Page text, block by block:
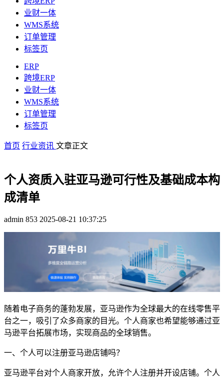
业财一体
WMS系统
订单管理
标签页
ERP
跨境ERP
业财一体
WMS系统
订单管理
标签页
首页 行业资讯 文章正文
个人资质入驻亚马逊可行性及基础成本构
成清单
admin 853 2025-08-21 10:37:25
随着电子商务的蓬勃发展，亚马逊作为全球最大的在线零售平
台之一，吸引了众多商家的目光。个人商家也希望能够通过亚
马逊平台拓展市场，实现商品的全球销售。
一、个人可以注册亚马逊店铺吗？
亚马逊平台对个人商家开放，允许个人注册并开设店铺。个人